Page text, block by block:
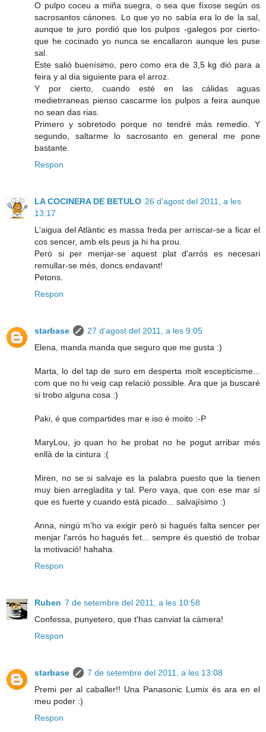
O pulpo coceu a miña suegra, o sea que fíxose según os
sacrosantos cánones. Lo que yo no sabía era lo de la sal,
aunque te juro pordió que los pulpos -galegos por cierto-
que he cocinado yo nunca se encallaron aunque les puse
sal.
Este salió buenísimo, pero como era de 3,5 kg dió para a
feira y al dia siguiente para el arroz.
Y por cierto, cuando esté en las cálidas aguas
medietrraneas pienso cascarme los pulpos a feira aunque
no sean das rias.
Primero y sobretodo porque no tendré más remedio. Y
segundo, saltarme lo sacrosanto en general me pone
bastante.
Respon
LA COCINERA DE BETULO 26 d’agost del 2011, a les
13:17
L'aigua del Atlàntic es massa freda per arriscar-se a ficar el
cos sencer, amb els peus ja hi ha prou.
Però si per menjar-se aquest plat d'arrós es necesari
remullar-se més, doncs endavant!
Petons.
Respon
starbase
27 d’agost del 2011, a les 9:05
Elena, manda manda que seguro que me gusta :)
Marta, lo del tap de suro em desperta molt escepticisme...
com que no hi veig cap relació possible. Ara que ja buscaré
si trobo alguna cosa :)
Paki, é que compartides mar e iso é moito :-P
MaryLou, jo quan ho he probat no he pogut arribar més
enllà de la cintura :(
Miren, no se si salvaje es la palabra puesto que la tienen
muy bien arregladita y tal. Pero vaya, que con ese mar sí
que es fuerte y cuando está picado... salvajísimo :)
Anna, ningú m'ho va exigir però si hagués falta sencer per
menjar l'arrós ho hagués fet... sempre és questió de trobar
la motivació! hahaha.
Respon
Ruben 7 de setembre del 2011, a les 10:58
Confessa, punyetero, que t'has canviat la càmera!
Respon
starbase
7 de setembre del 2011, a les 13:08
Premi per al caballer!! Una Panasonic Lumix és ara en el
meu poder :)
Respon